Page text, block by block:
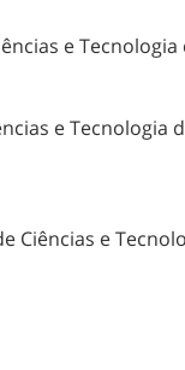
e
e Tecnologia
e